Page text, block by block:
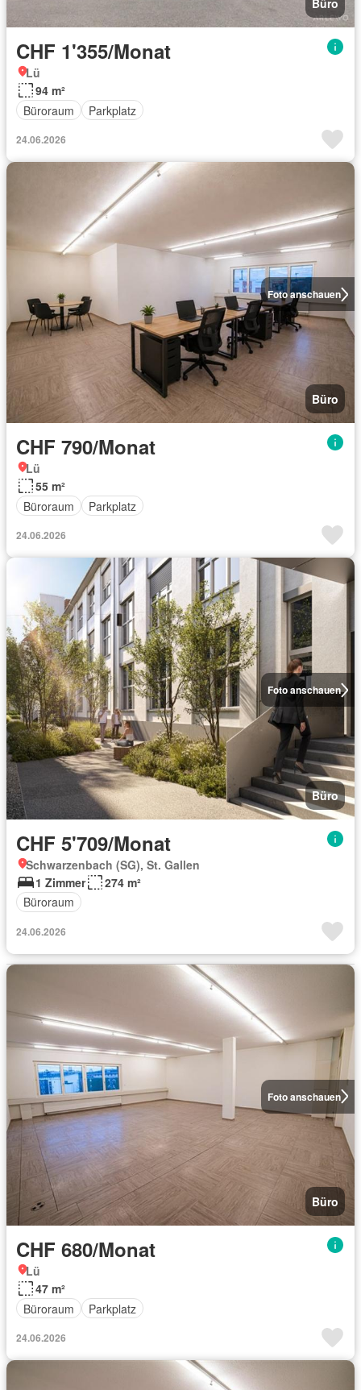
Büro
CHF 1'355/Monat
Lü
94 m²
Büroraum
Parkplatz
24.06.2026
Foto anschauen
Büro
CHF 790/Monat
Lü
55 m²
Büroraum
Parkplatz
24.06.2026
Foto anschauen
Büro
CHF 5'709/Monat
Schwarzenbach (SG), St. Gallen
1 Zimmer
274 m²
Büroraum
24.06.2026
Foto anschauen
Büro
CHF 680/Monat
Lü
47 m²
Büroraum
Parkplatz
24.06.2026